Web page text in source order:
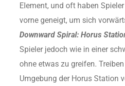
Element, und oft haben
vorne geneigt, um sich
Downward Spiral: Horus
Spieler jedoch wie in einer
ohne etwas zu greifen.
Umgebung der Horus Station